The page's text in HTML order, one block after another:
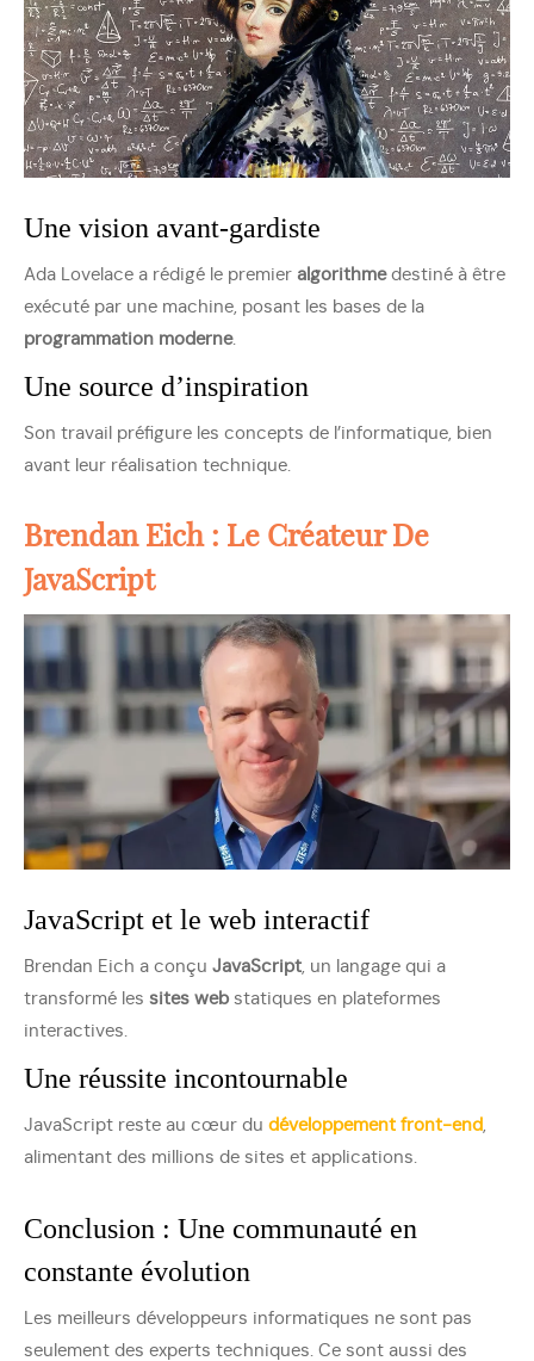
Une vision avant-gardiste
Ada Lovelace a rédigé le premier algorithmedestiné à être
exécuté par une machine, posant les bases de la
programmation moderne.
Une source d’inspiration
Son travail préfigure les concepts de l’informatique, bien
avant leur réalisation technique.
Brendan Eich : Le Créateur De
JavaScript
JavaScript et le web interactif
Brendan Eich a conçu JavaScript, un langage qui a
transformé les sites web statiques en plateformes
interactives.
Une réussite incontournable
JavaScript reste au cœur du développement front-end,
alimentant des millions de sites et applications.
Conclusion : Une communauté en
constante évolution
Les meilleurs développeurs informatiques ne sont pas
seulement des experts techniques. Ce sont aussi des